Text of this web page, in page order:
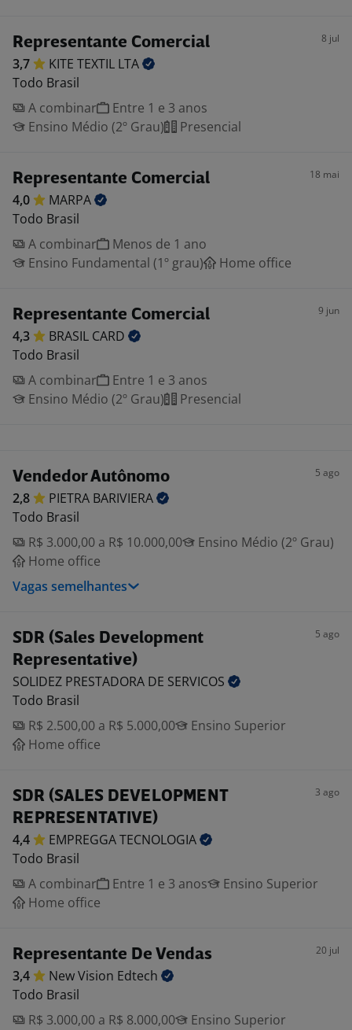
Representante Comercial 8 jul
3,7 KITE TEXTIL LTA
Todo Brasil
A combinar
Entre 1 e 3 anos
Ensino Médio (2º Grau)
Presencial
Representante Comercial 18 mai
4,0
MARPA
Todo Brasil
A combinar
Menos de 1 ano
Ensino Fundamental (1º grau)
Home office
Representante Comercial 9 jun
4,3 BRASIL CARD
Todo Brasil
A combinar
Entre 1 e 3 anos
Ensino Médio (2º Grau)
Presencial
Vendedor Autônomo 5 ago
2,8 PIETRA BARIVIERA
Todo Brasil
R$ 3.000,00 a R$ 10.000,00
Ensino Médio (2º Grau)
Home office
Vagas semelhantes
SDR (Sales Development
Representative)
5 ago
SOLIDEZ PRESTADORA DE SERVICOS
Todo Brasil
R$ 2.500,00 a R$ 5.000,00
Ensino Superior
Home office
SDR (SALES DEVELOPMENT
REPRESENTATIVE)
3 ago
4,4 EMPREGGATECNOLOGIA
Todo Brasil
A combinar
Entre 1 e 3 anos
Ensino Superior
Home office
Representante De Vendas 20 jul
3,4 New Vision Edtech
Todo Brasil
R$ 3.000,00 a R$ 8.000,00
Ensino Superior